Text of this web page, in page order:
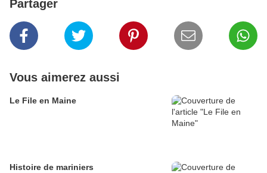
Partager
Vous aimerez aussi
Le File en Maine
Histoire de mariniers